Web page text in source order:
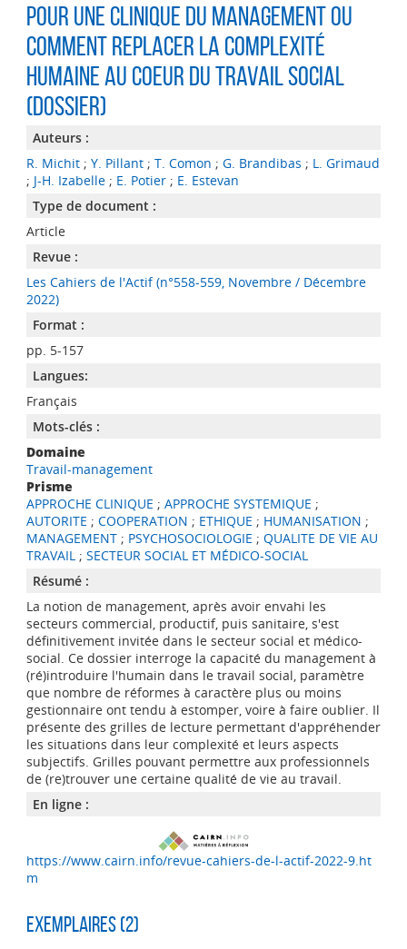
Pour une clinique du management ou
comment replacer la complexité
humaine au coeur du travail social
(dossier)
Auteurs :
R. Michit; Y. Pillant; T. Comon ; G. Brandibas ; L. Grimaud
; J-H. Izabelle; E. Potier; E. Estevan
Type de document :
Article
Revue :
Les Cahiers de l'Actif (n°558-559, Novembre / Décembre
2022)
Format :
pp. 5-157
Langues:
Français
Mots-clés :
Domaine
Travail-management
Prisme
APPROCHE CLINIQUE ; APPROCHE SYSTEMIQUE ;
AUTORITE ; COOPERATION ; ETHIQUE ; HUMANISATION ;
MANAGEMENT; PSYCHOSOCIOLOGIE ; QUALITE DE VIE AU
TRAVAIL; SECTEUR SOCIAL ET MÉDICO-SOCIAL
Résumé :
La notion de management, après avoir envahi les
secteurs commercial, productif, puis sanitaire, s'est
définitivement invitée dans le secteur social et médico-
social. Ce dossier interroge la capacité du management à
(ré)introduire l'humain dans le travail social, paramètre
que nombre de réformes à caractère plus ou moins
gestionnaire ont tendu à estomper, voire à faire oublier. Il
présente des grilles de lecture permettant d'appréhender
les situations dans leur complexité et leurs aspects
subjectifs. Grilles pouvant permettre aux professionnels
de (re)trouver une certaine qualité de vie au travail.
En ligne :
https://www.cairn.info/revue-cahiers-de-l-actif-2022-9.ht
m
Exemplaires (2)